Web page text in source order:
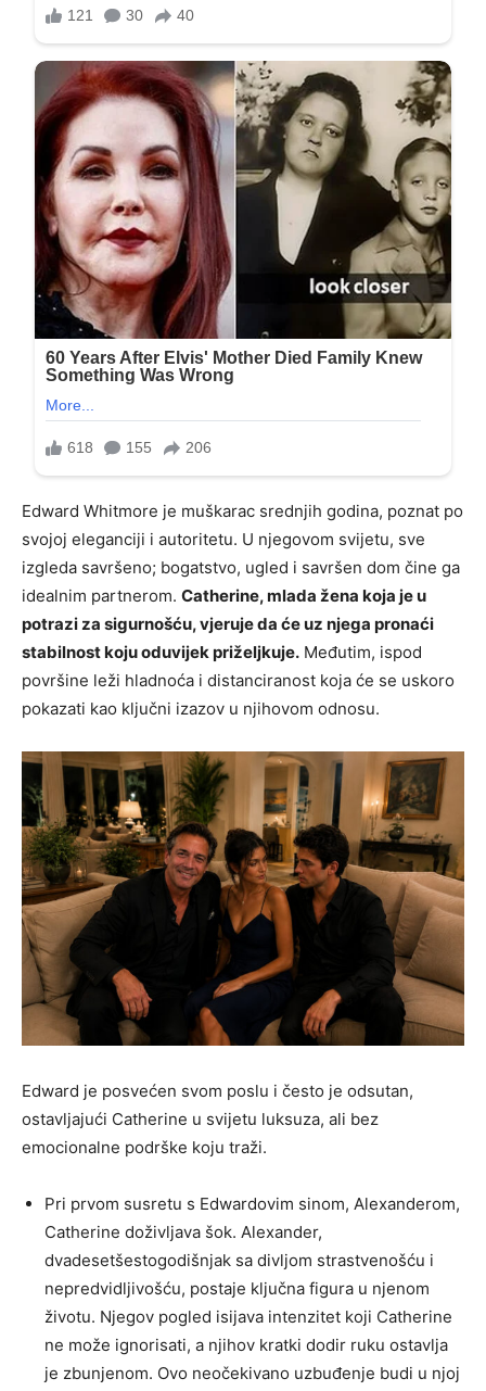
Edward Whitmore je muškarac srednjih godina, poznat po
svojoj eleganciji i autoritetu. U njegovom svijetu, sve
izgleda savršeno; bogatstvo, ugled i savršen dom čine ga
idealnim partnerom. Catherine, mlada žena koja je u
potrazi za sigurnošću, vjeruje da će uz njega pronaći
stabilnost koju oduvijek priželjkuje. Međutim, ispod
površine leži hladnoća i distanciranost koja će se uskoro
pokazati kao ključni izazov u njihovom odnosu.
Edward je posvećen svom poslu i često je odsutan,
ostavljajući Catherine u svijetu luksuza, ali bez
emocionalne podrške koju traži.
Pri prvom susretu s Edwardovim sinom, Alexanderom,
Catherine doživljava šok. Alexander,
dvadesetšestogodišnjak sa divljom strastvenošću i
nepredvidljivošću, postaje ključna figura u njenom
životu. Njegov pogled isijava intenzitet koji Catherine
ne može ignorisati, a njihov kratki dodir ruku ostavlja
je zbunjenom. Ovo neočekivano uzbuđenje budi u njoj